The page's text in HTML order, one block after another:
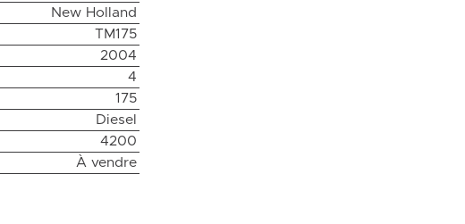
New Holland
TM175
2004
4
175
Diesel
4200
À vendre